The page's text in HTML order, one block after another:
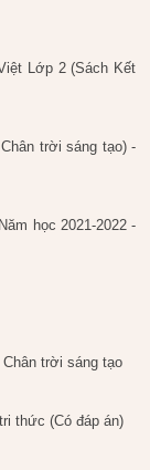
Lớp 2 (Sách Kết
trời sáng tạo) -
học 2021-2022 -
trời sáng tạo
thức (Có đáp án)